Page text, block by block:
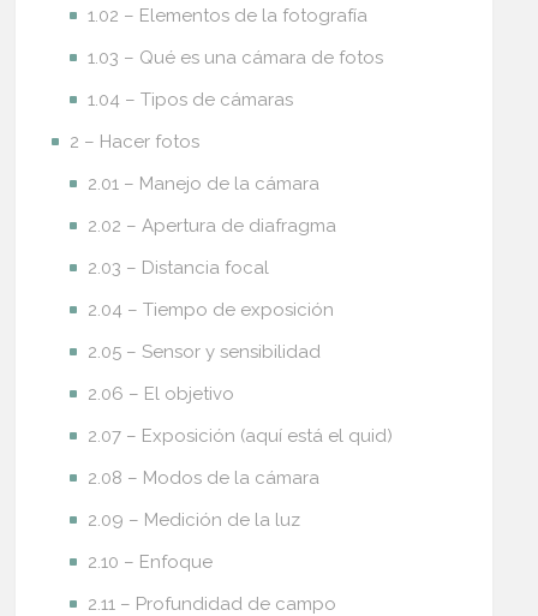
1.02 – Elementos de la fotografía
1.03 – Qué es una cámara de fotos
1.04 – Tipos de cámaras
2 – Hacer fotos
2.01 – Manejo de la cámara
2.02 – Apertura de diafragma
2.03 – Distancia focal
2.04 – Tiempo de exposición
2.05 – Sensor y sensibilidad
2.06 – El objetivo
2.07 – Exposición (aquí está el quid)
2.08 – Modos de la cámara
2.09 – Medición de la luz
2.10 – Enfoque
2.11 – Profundidad de campo